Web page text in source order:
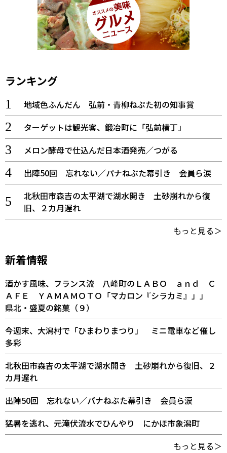
ランキング
地域色ふんだん 弘前・青柳ねぷた初の知事賞
ターゲットは観光客、鍛冶町に「弘前横丁」
メロン酵母で仕込んだ日本酒発売／つがる
出陣50回 忘れない／パナねぶた幕引き 会員ら涙
北秋田市森吉の太平湖で湖水開き 土砂崩れから復
旧、２カ月遅れ
もっと見る＞
新着情報
酒かす風味、フランス流 八峰町のＬＡＢＯ ａｎｄ Ｃ
ＡＦＥ ＹＡＭＡＭＯＴＯ「マカロン『シラカミ』」」
県北・盛夏の銘菓（９）
今週末、大潟村で「ひまわりまつり」 ミニ電車など催し
多彩
北秋田市森吉の太平湖で湖水開き 土砂崩れから復旧、２
カ月遅れ
出陣50回 忘れない／パナねぶた幕引き 会員ら涙
猛暑を逃れ、元滝伏流水でひんやり にかほ市象潟町
もっと見る＞